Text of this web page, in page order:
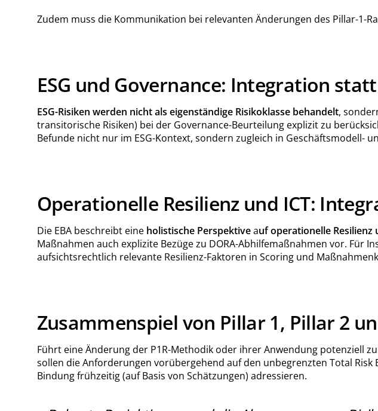
Zudem muss die Kommunikation bei relevanten Änderungen des Pillar-1-
ESG und Governance: Integration
ESG-Risiken werden nicht als eigenständige Risikoklasse behandelt,
transitorische Risiken) bei der Governance-Beurteilung explizit zu
Befunde nicht nur im ESG-Kontext, sondern zugleich in Geschäftsmodell-
Operationelle Resilienz und ICT:
Die EBA beschreibt eine holistische Perspektiveauf operationelle
Maßnahmen auch explizite Bezüge zu DORA-Abhilfemaßnahmen vor. Für
aufsichtsrechtlich relevante Resilienz-Faktoren in Scoring und
Zusammenspiel von Pillar 1, Pillar 2
Führt eine Änderung der P1R-Methodik oder ihrer Anwendung potenziell
sollen die Anforderungen vorübergehend auf den unbegrenzten Total
Bindung frühzeitig (auf Basis von Schätzungen) adressieren.